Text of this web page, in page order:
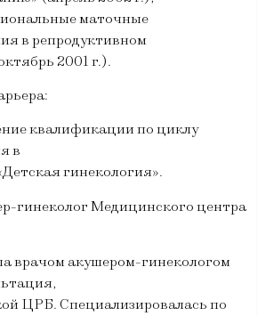
маточные
в репродуктивном
2001 г.).
квалификации по циклу
в
гинекология».
гинеколог Медицинского центра
врачом акушером-гинекологом
ЦРБ. Специализировалась по